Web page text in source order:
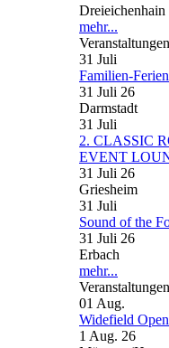
Dreieichenhain
mehr...
31 Juli
Familien-
31 Juli 26
Darmstadt
31 Juli
2. CLASSIC
EVENT
31 Juli 26
Griesheim
31 Juli
Sound of the
31 Juli 26
Erbach
mehr...
01 Aug.
Widefield
1 Aug. 26